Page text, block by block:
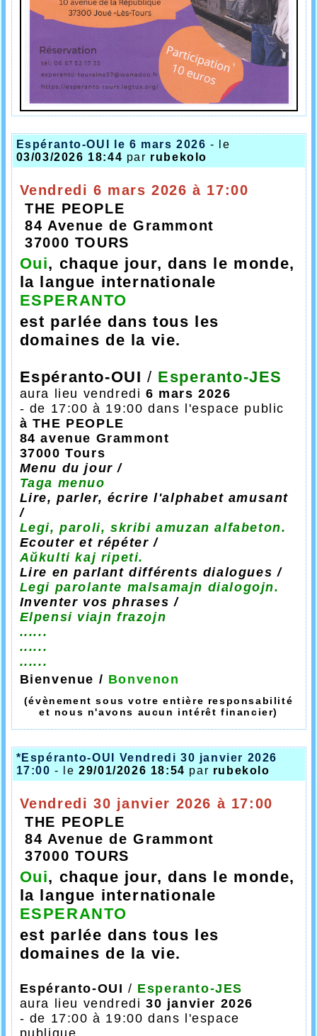
Espéranto-OUI le 6 mars 2026 - le
03/03/2026 18:44 par rubekolo
Vendredi 6 mars 2026 à 17:00
THE PEOPLE
84 Avenue de Grammont
37000 TOURS
Oui, chaque jour, dans le monde,
la langue internationale
ESPERANTO
est parlée dans tous les
domaines de la vie.
Espéranto-OUI / Esperanto-JES
aura lieu vendredi 6 mars 2026
- de 17:00 à 19:00 dans l'espace public
à THE PEOPLE
84 avenue Grammont
37000 Tours
Menu du jour /
Taga menuo
Lire, parler, écrire l'alphabet amusant
/
Legi, paroli, skribi amuzan alfabeton.
Ecouter et répéter /
Aŭkulti kaj ripeti.
Lire en parlant différents dialogues /
Legi parolante malsamajn dialogojn.
Inventer vos phrases /
Elpensi viajn frazojn
......
......
......
Bienvenue / Bonvenon
(évènement sous votre entière responsabilité
et nous n'avons aucun intérêt financier)
*Espéranto-OUI Vendredi 30 janvier 2026
17:00 - le29/01/2026 18:54 par rubekolo
Vendredi 30 janvier 2026 à 17:00
THE PEOPLE
84 Avenue de Grammont
37000 TOURS
Oui, chaque jour, dans le monde,
la langue internationale
ESPERANTO
est parlée dans tous les
domaines de la vie.
Espéranto-OUI / Esperanto-JES
aura lieu vendredi 30 janvier 2026
- de 17:00 à 19:00 dans l'espace
publique